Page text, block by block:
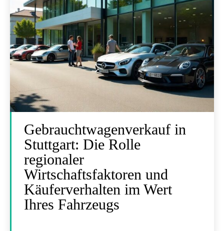
Gebrauchtwagenverkauf in
Stuttgart: Die Rolle
regionaler
Wirtschaftsfaktoren und
Käuferverhalten im Wert
Ihres Fahrzeugs